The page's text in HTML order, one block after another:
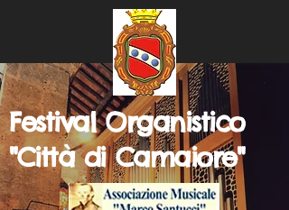
Festival Organistico
"Città di Camaiore"